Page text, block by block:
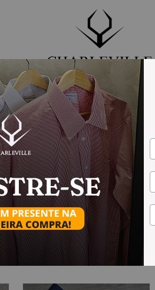
INICIO ROUPAS LOJA FÍSICA